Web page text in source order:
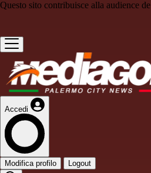
Questo sito contribuisce alla audience de
Accedi
Modifica profilo Logout